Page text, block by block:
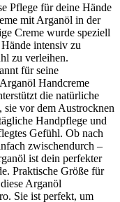
Pflege für deine Hände
mit Arganöl in der
Creme wurde speziell
intensiv zu
zu verleihen.
für seine
Handcreme
die natürliche
vor dem Austrocknen
Handpflege und
Gefühl. Ob nach
zwischendurch –
ist dein perfekter
Praktische Größe für
Arganöl
Sie ist perfekt, um